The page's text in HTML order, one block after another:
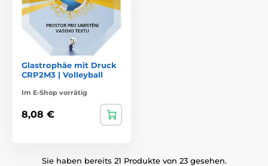
Glastrophäe mit Druck
CRP2M3 | Volleyball
Im E-Shop vorrätig
8,08 €
Sie haben bereits 21 Produkte von 23 gesehen.